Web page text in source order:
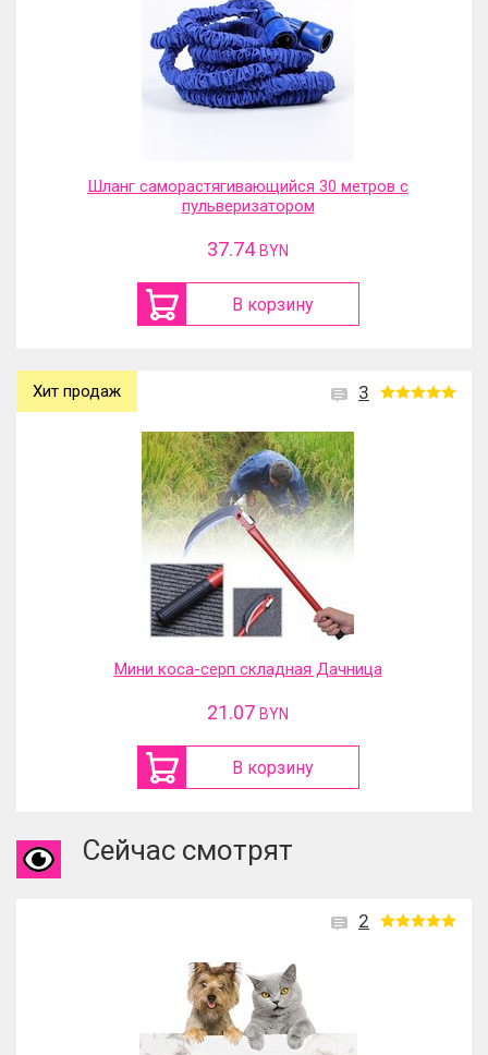
Шланг саморастягивающийся 30 метров с
пульверизатором
37.74 BYN
В корзину
3
Хит продаж
Мини коса-серп складная Дачница
21.07 BYN
В корзину
Сейчас смотрят
2